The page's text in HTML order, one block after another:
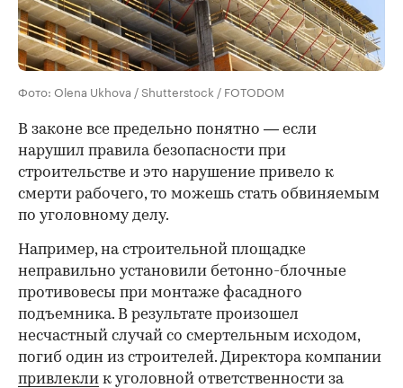
Фото: Olena Ukhova / Shutterstock / FOTODOM
00:00
В законе все предельно понятно — если
нарушил правила безопасности при
строительстве и это нарушение привело к
смерти рабочего, то можешь стать обвиняемым
по уголовному делу.
Например, на строительной площадке
неправильно установили бетонно-блочные
противовесы при монтаже фасадного
подъемника. В результате произошел
несчастный случай со смертельным исходом,
погиб один из строителей. Директора компании
привлекли к уголовной ответственности за